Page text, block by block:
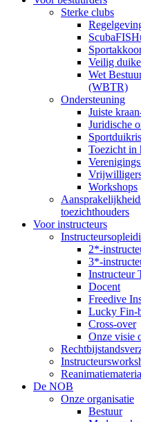
Sterke clubs
Veilig
Wet
(WBTR)
Ondersteuning
Juiste
Juridische
Toezicht in
Workshops
toezichthouders
Voor instructeurs
2*-
3*-
Instructeur
Docent
Freedive
Lucky Fin-
Cross-over
Onze visie
De NOB
Onze organisatie
Bestuur